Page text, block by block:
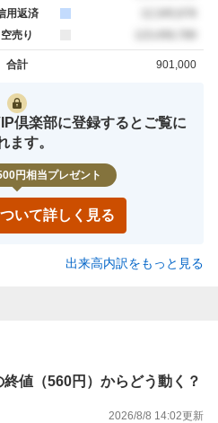
用返済
空売り
合計 901,000
倶楽部に登録するとご覧に
ます。
円相当プレゼント
いて詳しく見る
出来高内訳をもっと見る
値（560円）からどう動く？
2026/8/8 14:02更新